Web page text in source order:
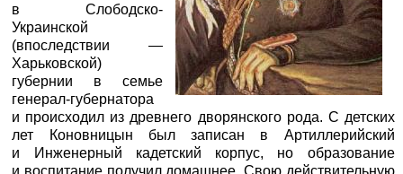
в Слободско-
Украинской
(впоследствии —
Харьковской)
губернии в семье
генерал-губернатора
и происходил из древнего дворянского рода. С детских
лет Коновницын был записан в Артиллерийский
и Инженерный кадетский корпус, но образование
и воспитание получил домашнее. Свою действительную